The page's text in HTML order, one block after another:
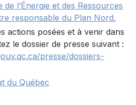
de l’Énergie et des Ressources
responsable du Plan Nord.
actions posées et à venir dans
le dossier de presse suivant :
presse/dossiers-
du Québec